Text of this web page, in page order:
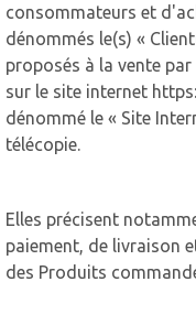
consommateurs et
dénommés le(s) «
proposés à la vente
sur le site internet
dénommé le « Site
télécopie.
Elles précisent
paiement, de livraison
des Produits